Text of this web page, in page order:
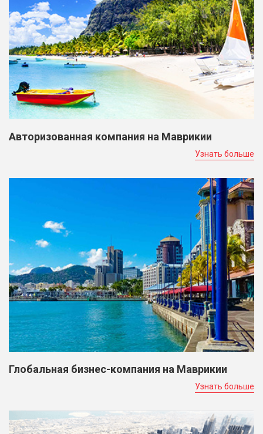
Авторизованная компания на Маврикии
Узнать больше
Глобальная бизнес-компания на Маврикии
Узнать больше